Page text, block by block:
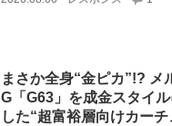
まさか全身“金ピカ”!? メ
G「G63」を成金スタイ
した“超富裕層向けカー